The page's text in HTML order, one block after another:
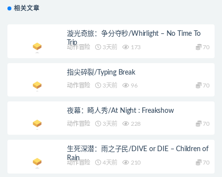
相关文章
漩光奇旅：争分夺秒/Whirlight – No Time To
Trip
动作冒险 3天前 173 70
指尖碎裂/Typing Break
动作冒险 3天前 96 70
夜幕：畸人秀/At Night : Freakshow
动作冒险 3天前 228 70
生死深潜：雨之子民/DIVE or DIE – Children of
Rain
动作冒险 4天前 210 70